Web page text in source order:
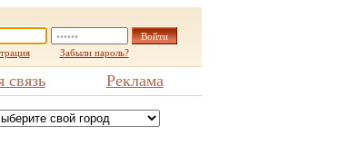
Забыли пароль?
связь Реклама